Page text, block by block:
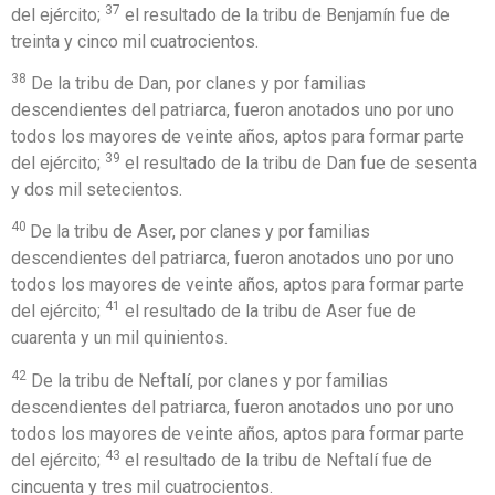
del ejército; 37 el resultado de la tribu de Benjamín fue de
treinta y cinco mil cuatrocientos.
38 De la tribu de Dan, por clanes y por familias
descendientes del patriarca, fueron anotados uno por uno
todos los mayores de veinte años, aptos para formar parte
del ejército; 39 el resultado de la tribu de Dan fue de sesenta
y dos mil setecientos.
40 De la tribu de Aser, por clanes y por familias
descendientes del patriarca, fueron anotados uno por uno
todos los mayores de veinte años, aptos para formar parte
del ejército; 41 el resultado de la tribu de Aser fue de
cuarenta y un mil quinientos.
42 De la tribu de Neftalí, por clanes y por familias
descendientes del patriarca, fueron anotados uno por uno
todos los mayores de veinte años, aptos para formar parte
del ejército; 43 el resultado de la tribu de Neftalí fue de
cincuenta y tres mil cuatrocientos.